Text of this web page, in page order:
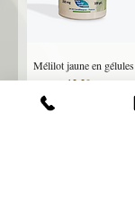
Mélilot jaune en gélules
Prix
12,20 €